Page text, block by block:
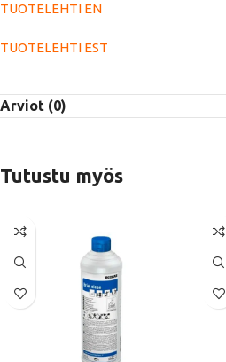
TUOTELEHTI EN
TUOTELEHTI EST
Arviot (0)
Tutustu myös